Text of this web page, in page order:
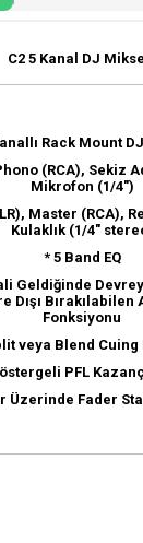
C2 5 Kanal DJ
Rack Mount
(RCA), Sekiz
Mikrofon (1/4")
Master (RCA),
Kulaklık (1/4"
* 5 Band EQ
Geldiğinde
Dışı
Fonksiyonu
veya Blend Cuing
PFL
Üzerinde Fader